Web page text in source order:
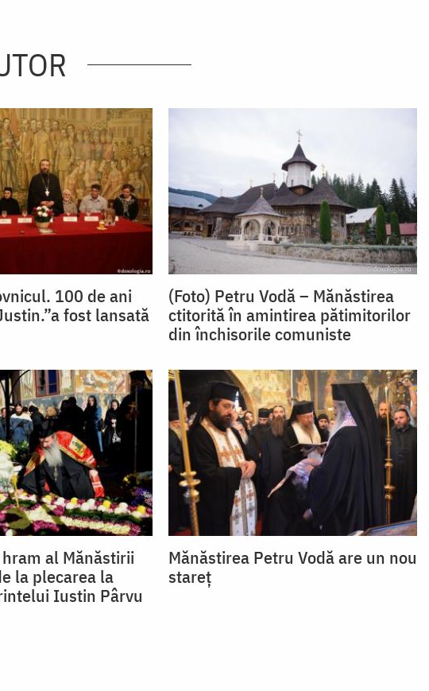
100 de ani
fost lansată
(Foto) Petru Vodă – Mănăstirea
ctitorită în amintirea pătimitorilor
din închisorile comuniste
al Mănăstirii
la plecarea la
Iustin Pârvu
Mănăstirea Petru Vodă are un nou
stareț